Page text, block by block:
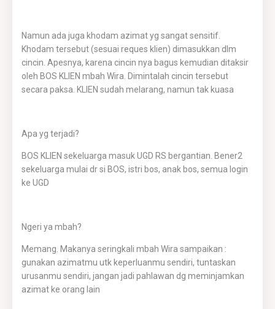
Namun ada juga khodam azimat yg sangat sensitif.
Khodam tersebut (sesuai reques klien) dimasukkan dlm
cincin. Apesnya, karena cincin nya bagus kemudian ditaksir
oleh BOS KLIEN mbah Wira. Dimintalah cincin tersebut
secara paksa. KLIEN sudah melarang, namun tak kuasa
Apa yg terjadi?
BOS KLIEN sekeluarga masuk UGD RS bergantian. Bener2
sekeluarga mulai dr si BOS, istri bos, anak bos, semua login
ke UGD
Ngeri ya mbah?
Memang. Makanya seringkali mbah Wira sampaikan :
gunakan azimatmu utk keperluanmu sendiri, tuntaskan
urusanmu sendiri, jangan jadi pahlawan dg meminjamkan
azimat ke orang lain